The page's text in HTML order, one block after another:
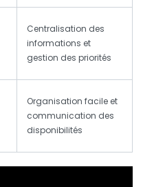
Centralisation des
informations et
gestion des priorités
Organisation facile et
communication des
disponibilités